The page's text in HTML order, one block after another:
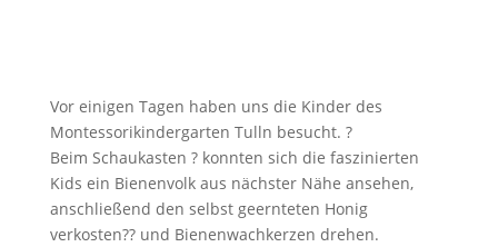
Vor einigen Tagen haben uns die Kinder des
Montessorikindergarten Tulln besucht. ?
Beim Schaukasten ? konnten sich die faszinierten
Kids ein Bienenvolk aus nächster Nähe ansehen,
anschließend den selbst geernteten Honig
verkosten?? und Bienenwachkerzen drehen.